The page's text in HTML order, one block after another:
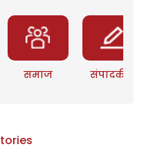
समाज संपादकीय